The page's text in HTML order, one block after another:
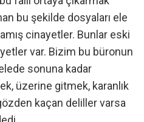
bu şekilde dosyaları ele
cinayetler. Bunlar eski
var. Bizim bu büronun
sonuna kadar
üzerine gitmek, karanlık
kaçan deliller varsa